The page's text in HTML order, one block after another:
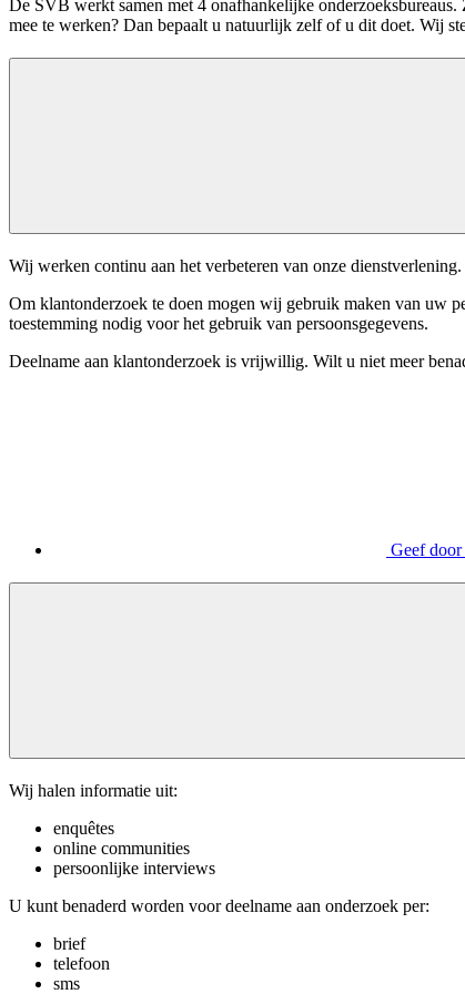
De SVB werkt samen met 4 onafhankelijke
mee te werken? Dan bepaalt u natuurlijk zelf of u dit doet. Wij
Wij werken continu aan het verbeteren van onze
Om klantonderzoek te doen mogen wij gebruik maken van uw
toestemming nodig voor het gebruik van persoonsgegevens.
Deelname aan klantonderzoek is vrijwillig. Wilt u niet meer
Geef
Wij halen informatie uit:
enquêtes
online communities
persoonlijke interviews
U kunt benaderd worden voor deelname aan onderzoek per:
brief
telefoon
sms